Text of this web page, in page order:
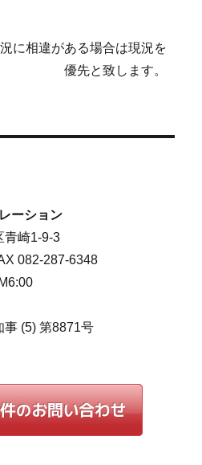
に相違がある場合は現況を
優先と致します。
ーション
青崎1-9-3
082-287-6348
事 (5) 第8871号